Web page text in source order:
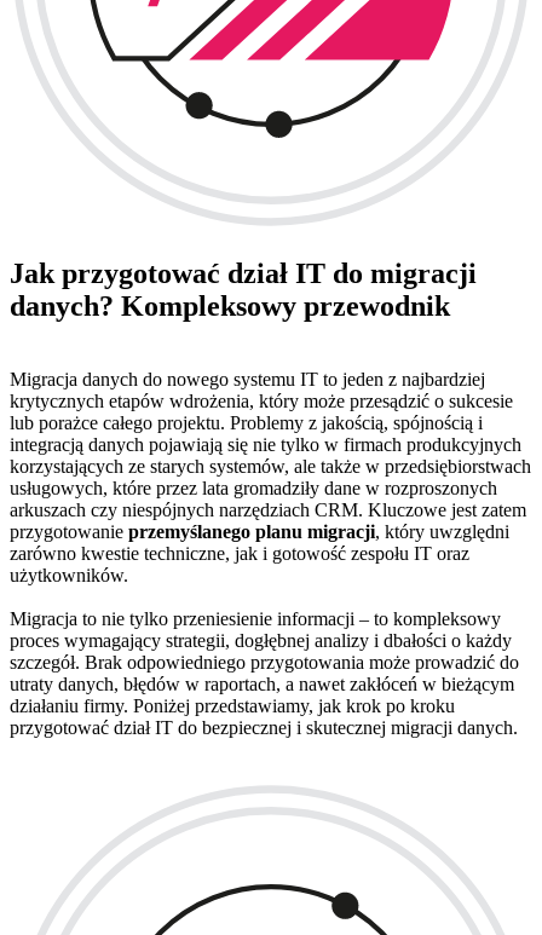
Jak przygotować dział IT do migracji
danych? Kompleksowy przewodnik
Migracja danych do nowego systemu IT to jeden z najbardziej
krytycznych etapów wdrożenia, który może przesądzić o sukcesie
lub porażce całego projektu. Problemy z jakością, spójnością i
integracją danych pojawiają się nie tylko w firmach produkcyjnych
korzystających ze starych systemów, ale także w przedsiębiorstwach
usługowych, które przez lata gromadziły dane w rozproszonych
arkuszach czy niespójnych narzędziach CRM. Kluczowe jest zatem
przygotowanie przemyślanego planu migracji, który uwzględni
zarówno kwestie techniczne, jak i gotowość zespołu IT oraz
użytkowników.
Migracja to nie tylko przeniesienie informacji – to kompleksowy
proces wymagający strategii, dogłębnej analizy i dbałości o każdy
szczegół. Brak odpowiedniego przygotowania może prowadzić do
utraty danych, błędów w raportach, a nawet zakłóceń w bieżącym
działaniu firmy. Poniżej przedstawiamy, jak krok po kroku
przygotować dział IT do bezpiecznej i skutecznej migracji danych.